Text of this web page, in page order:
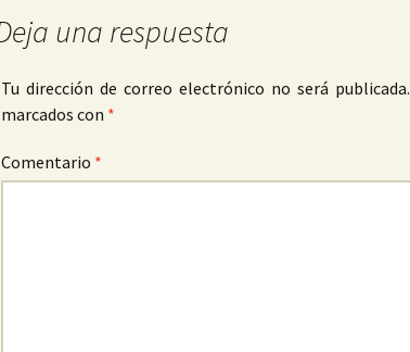
una respuesta
Tu dirección de correo electrónico no será publicada.
marcados con *
Comentario *